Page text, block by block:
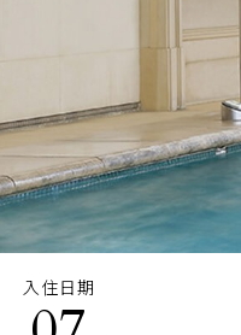
入住日期